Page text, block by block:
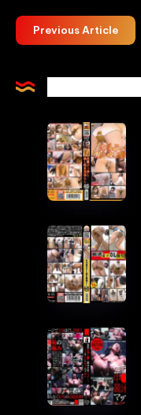
Previous Article
JG-
481
ジ
ェ
ド
浣
腸
ぶ
挿
し
騙
し
拘
SL-
392
ジ
ェ
ド
社
内
虐
STAR-
2004
Katase
Yuna